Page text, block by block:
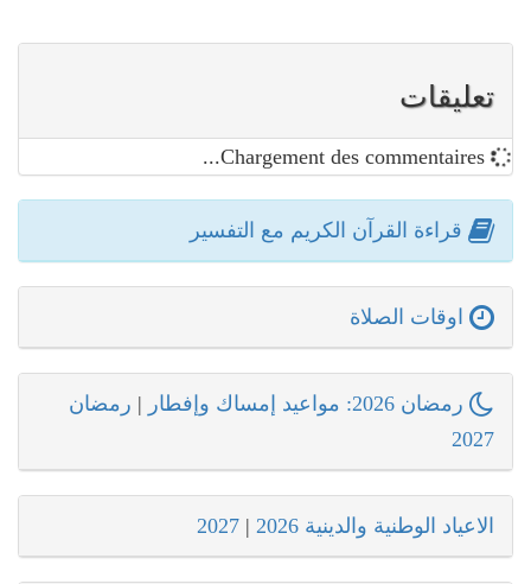
تعليقات
قراءة القرآن الكريم مع التفسير
اوقات الصلاة
رمضان 2026: مواعيد إمساك وإفطار | رمضان
2027
الاعياد الوطنية والدينية 2026 |
2027